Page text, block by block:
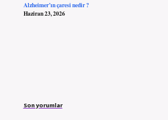
Alzheimer’ın çaresi nedir ?
Haziran 23, 2026
Son yorumlar